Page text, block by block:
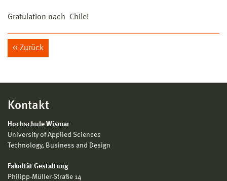
Gratulation nach Chile!
Zurück
Kontakt
Hochschule Wismar
University of Applied Sciences
Technology, Business and Design
Fakultät Gestaltung
Philipp-Müller-Straße 14